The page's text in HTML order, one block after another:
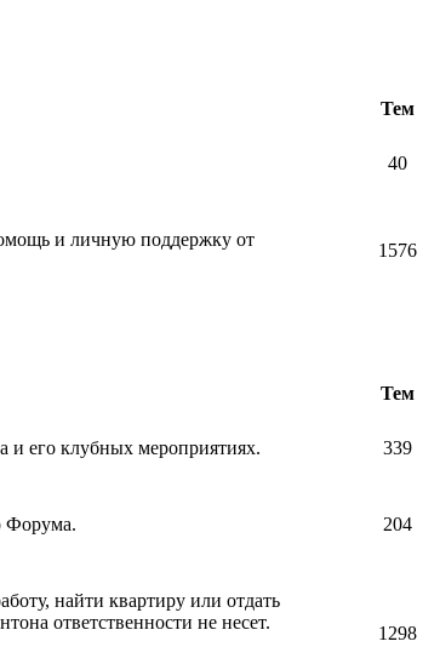
Тем
40
и личную поддержку от
1576
Тем
и его клубных мероприятиях.
339
Форума.
204
найти квартиру или отдать
ответственности не несет.
1298